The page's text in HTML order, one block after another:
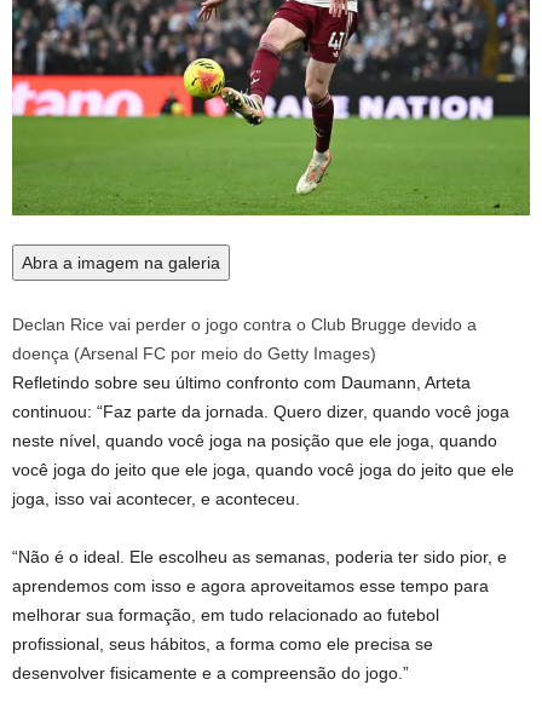
Abra a imagem na galeria
Declan Rice vai perder o jogo contra o Club Brugge devido a
doença (Arsenal FC por meio do Getty Images)
Refletindo sobre seu último confronto com Daumann, Arteta
continuou: “Faz parte da jornada. Quero dizer, quando você joga
neste nível, quando você joga na posição que ele joga, quando
você joga do jeito que ele joga, quando você joga do jeito que ele
joga, isso vai acontecer, e aconteceu.
“Não é o ideal. Ele escolheu as semanas, poderia ter sido pior, e
aprendemos com isso e agora aproveitamos esse tempo para
melhorar sua formação, em tudo relacionado ao futebol
profissional, seus hábitos, a forma como ele precisa se
desenvolver fisicamente e a compreensão do jogo.”